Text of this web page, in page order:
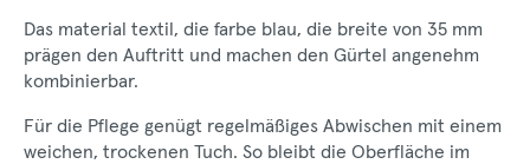
Das material textil, die farbe blau, die breite von 35 mm
prägen den Auftritt und machen den Gürtel angenehm
kombinierbar.
Für die Pflege genügt regelmäßiges Abwischen mit einem
weichen, trockenen Tuch. So bleibt die Oberfläche im